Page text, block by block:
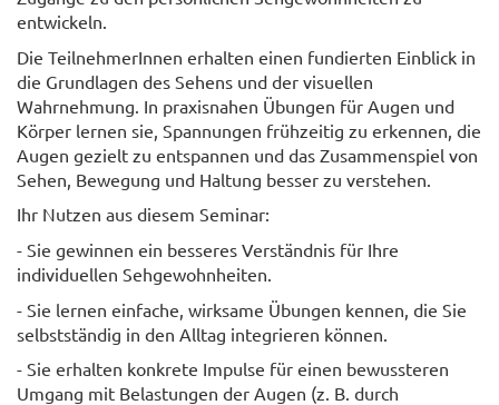
entwickeln.
Die TeilnehmerInnen erhalten einen fundierten Einblick in
die Grundlagen des Sehens und der visuellen
Wahrnehmung. In praxisnahen Übungen für Augen und
Körper lernen sie, Spannungen frühzeitig zu erkennen, die
Augen gezielt zu entspannen und das Zusammenspiel von
Sehen, Bewegung und Haltung besser zu verstehen.
Ihr Nutzen aus diesem Seminar:
- Sie gewinnen ein besseres Verständnis für Ihre
individuellen Sehgewohnheiten.
- Sie lernen einfache, wirksame Übungen kennen, die Sie
selbstständig in den Alltag integrieren können.
- Sie erhalten konkrete Impulse für einen bewussteren
Umgang mit Belastungen der Augen (z. B. durch